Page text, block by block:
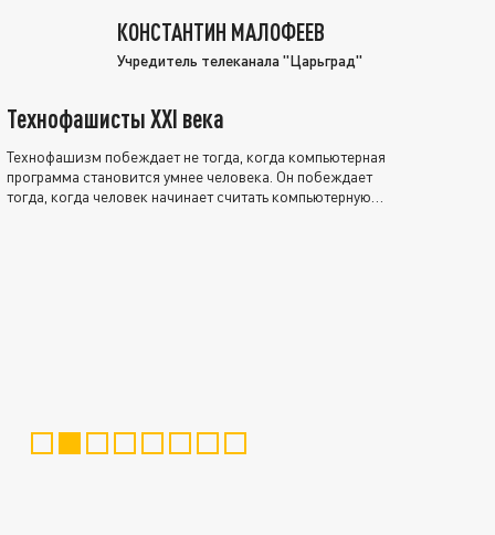
КОНСТАНТИН МАЛОФЕЕВ
Учредитель телеканала "Царьград"
Технофашисты XXI века
Технофашизм побеждает не тогда, когда компьютерная
программа становится умнее человека. Он побеждает
тогда, когда человек начинает считать компьютерную